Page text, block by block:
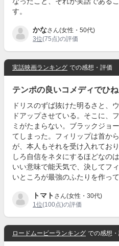
す。
かなさん(女性・50代)
3位(75点)の評価
実話映画ランキング での感想・評価
テンポの良いコメディでひ
ドリスのずば抜けた明るさと、
ドアップさせている。そこに、
ミがたまらない。ブラックジョ
てしまった。フィリップは首か
が、本人もそれを受け入れてお
しろ自信をネタにするほどなの
いい意味で能天気で、決してフ
いところが最強のふたりを作っ
トマト さん(女性・30代)
1位(100点)の評価
ロードムービーランキング での感想